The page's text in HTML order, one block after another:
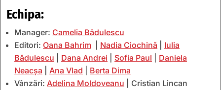
Echipa:
Manager: Camelia Bădulescu
Editori: Oana Bahrim Nadia Ciochină
Iulia
Bădulescu
Dana Andrei Sofia Paul
Daniela
Neacșa
Ana Vlad
Berta Dima
Vânzări: Adelina Moldoveanu | Cristian Lincan